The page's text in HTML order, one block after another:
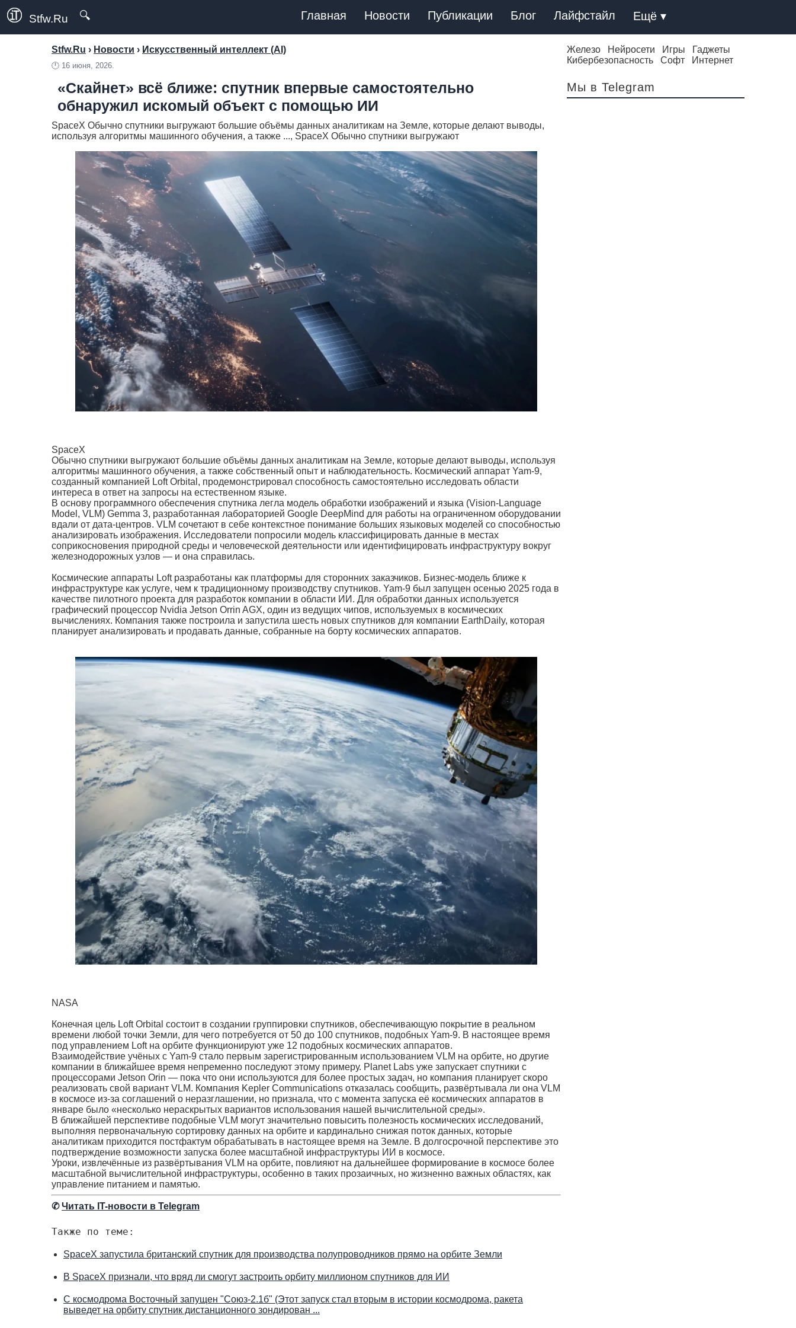
Stfw.Ru 🔍 Главная Новости Публикации Блог Лайфстайл Ещё ▾
Stfw.Ru › Новости › Искусственный интеллект (AI)
🕛 16 июня, 2026.
«Скайнет» всё ближе: спутник впервые самостоятельно
обнаружил искомый объект с помощью ИИ
SpaceX Обычно спутники выгружают большие объёмы данных аналитикам на Земле, которые делают выводы,
используя алгоритмы машинного обучения, а также ..., SpaceX Обычно спутники выгружают
SpaceX
Обычно спутники выгружают большие объёмы данных аналитикам на Земле, которые делают выводы, используя
алгоритмы машинного обучения, а также собственный опыт и наблюдательность. Космический аппарат Yam-9,
созданный компанией Loft Orbital, продемонстрировал способность самостоятельно исследовать области
интереса в ответ на запросы на естественном языке.
В основу программного обеспечения спутника легла модель обработки изображений и языка (Vision-Language
Model, VLM) Gemma 3, разработанная лабораторией Google DeepMind для работы на ограниченном оборудовании
вдали от дата-центров. VLM сочетают в себе контекстное понимание больших языковых моделей со способностью
анализировать изображения. Исследователи попросили модель классифицировать данные в местах
соприкосновения природной среды и человеческой деятельности или идентифицировать инфраструктуру вокруг
железнодорожных узлов — и она справилась.
Космические аппараты Loft разработаны как платформы для сторонних заказчиков. Бизнес-модель ближе к
инфраструктуре как услуге, чем к традиционному производству спутников. Yam-9 был запущен осенью 2025 года в
качестве пилотного проекта для разработок компании в области ИИ. Для обработки данных используется
графический процессор Nvidia Jetson Orrin AGX, один из ведущих чипов, используемых в космических
вычислениях. Компания также построила и запустила шесть новых спутников для компании EarthDaily, которая
планирует анализировать и продавать данные, собранные на борту космических аппаратов.
NASA
Конечная цель Loft Orbital состоит в создании группировки спутников, обеспечивающую покрытие в реальном
времени любой точки Земли, для чего потребуется от 50 до 100 спутников, подобных Yam-9. В настоящее время
под управлением Loft на орбите функционируют уже 12 подобных космических аппаратов.
Взаимодействие учёных с Yam-9 стало первым зарегистрированным использованием VLM на орбите, но другие
компании в ближайшее время непременно последуют этому примеру. Planet Labs уже запускает спутники с
процессорами Jetson Orin — пока что они используются для более простых задач, но компания планирует скоро
реализовать свой вариант VLM. Компания Kepler Communications отказалась сообщить, развёртывала ли она VLM
в космосе из-за соглашений о неразглашении, но признала, что с момента запуска её космических аппаратов в
январе было «несколько нераскрытых вариантов использования нашей вычислительной среды».
В ближайшей перспективе подобные VLM могут значительно повысить полезность космических исследований,
выполняя первоначальную сортировку данных на орбите и кардинально снижая поток данных, которые
аналитикам приходится постфактум обрабатывать в настоящее время на Земле. В долгосрочной перспективе это
подтверждение возможности запуска более масштабной инфраструктуры ИИ в космосе.
Уроки, извлечённые из развёртывания VLM на орбите, повлияют на дальнейшее формирование в космосе более
масштабной вычислительной инфраструктуры, особенно в таких прозаичных, но жизненно важных областях, как
управление питанием и памятью.
✆Читать IT-новости в Telegram
Также по теме:
SpaceX запустила британский спутник для производства полупроводников прямо на орбите Земли
В SpaceX признали, что вряд ли смогут застроить орбиту миллионом спутников для ИИ
С космодрома Восточный запущен "Союз-2.1б" (Этот запуск стал вторым в истории космодрома, ракета
выведет на орбиту спутник дистанционного зондирован ...
Железо Нейросети Игры
Гаджеты
Кибербезопасность
Софт Интернет
Мы в Telegram